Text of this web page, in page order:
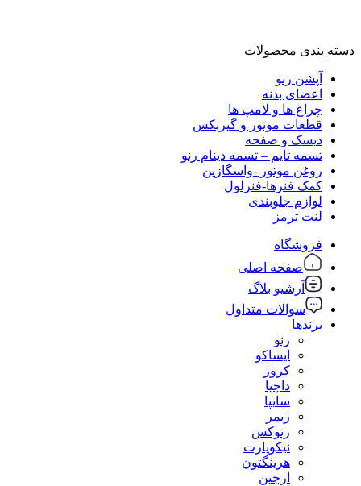
دسته‌ بندی محصولات
آپشن رنو
اعضای بدنه
چراغ ها و لامپ ها
قطعات موتور و گیربکس
دیسک و صفحه
تسمه تایم – تسمه دینام رنو
روغن موتور -واسگازین
کمک فنرها-فنرلول
لوازم جلوبندی
لنت ترمز
فروشگاه
صفحه اصلی
آرشیو بلاگ
سوالات متداول
برندها
رنو
ایساکو
کروز
داچیا
سایپا
زیمر
رنوکس
نیکوپارت
هرینگتون
ارجین